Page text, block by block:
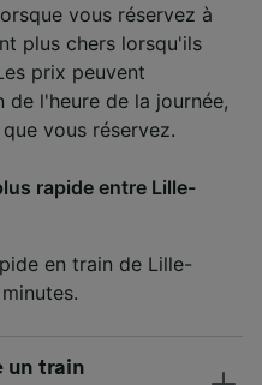
vous réservez à
plus chers lorsqu'ils
prix peuvent
l'heure de la journée,
vous réservez.
rapide entre Lille-
en train de Lille-
un train